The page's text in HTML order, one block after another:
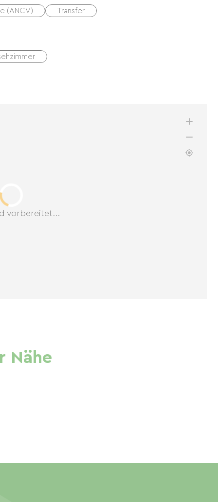
(ANCV) Transfer
vorbereitet...
Nähe